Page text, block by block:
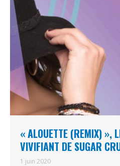
« ALOUETTE (REMIX) »,
VIVIFIANT DE SUGAR
1 juin 2020